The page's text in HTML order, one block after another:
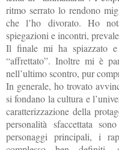
ritmo serrato lo rendono
che l’ho divorato. Ho
spiegazioni e incontri,
Il finale mi ha spiazzato e
“affrettato”. Inoltre mi è
nell’ultimo scontro, pur
In generale, ho trovato
si fondano la cultura e
caratterizzazione della
personalità sfaccettata
personaggi principali, i